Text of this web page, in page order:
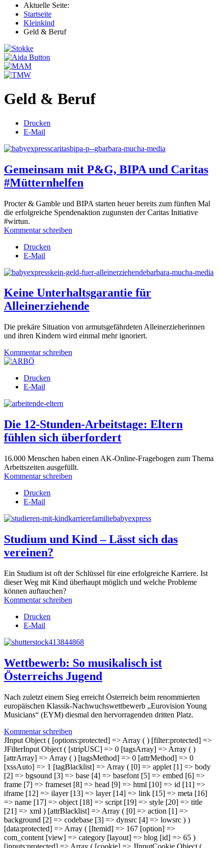
Aktuelle Seite:
Startseite
Kleinkind
Geld & Beruf
Geld & Beruf
Drucken
E-Mail
Gemeinsam mit P&G, BIPA und Caritas
#Mütternhelfen
Procter & Gamble und BIPA starten heuer bereits zum fünften Mal
die erfolgreiche Spendenaktion zugunsten der Caritas Initiative
#wirtun.
Kommentar schreiben
Drucken
E-Mail
Keine Unterhaltsgarantie für
Alleinerziehende
Die prekäre Situation von armutsgefährdeten Alleinerzieherinnen
und ihren Kindern wird einmal mehr ignoriert.
Kommentar schreiben
Drucken
E-Mail
Die 12-Stunden-Arbeitstage: Eltern
fühlen sich überfordert
16.000 Menschen haben einen AK-Online-Fragebogen zum Thema
Arbeitszeiten ausgefüllt.
Kommentar schreiben
Drucken
E-Mail
Studium und Kind – Lässt sich das
vereinen?
Ein Studium ist oft der Schlüssel für eine erfolgreiche Karriere. Ist
dieser Weg mit Kind überhaupt möglich und welche Probleme
können auftauchen?
Kommentar schreiben
Drucken
E-Mail
Wettbewerb: So musikalisch ist
Österreichs Jugend
Nach zuletzt einem Sieg erreicht Österreich beim renommierten
europäischen Klassik-Nachwuchswettbewerb „Eurovision Young
Musicians“ (EYM) diesmal den hervorragenden dritten Platz.
Kommentar schreiben
JInput Object ( [options:protected] => Array ( ) [filter:protected] =>
JFilterInput Object ( [stripUSC] => 0 [tagsArray] => Array ( )
[attrArray] => Array ( ) [tagsMethod] => 0 [attrMethod] => 0
[xssAuto] => 1 [tagBlacklist] => Array ( [0] => applet [1] => body
[2] => bgsound [3] => base [4] => basefont [5] => embed [6] =>
frame [7] => frameset [8] => head [9] => html [10] => id [11] =>
iframe [12] => ilayer [13] => layer [14] => link [15] => meta [16]
=> name [17] => object [18] => script [19] => style [20] => title
[21] => xml ) [attrBlacklist] => Array ( [0] => action [1] =>
background [2] => codebase [3] => dynsrc [4] => lowsrc ) )
[data:protected] => Array ( [Itemid] => 167 [option] =>
com_content [view] => category [layout] => blog [id] => 65 )
[inputs:protected] => Array ( [cookie] => JInputCookie Object (